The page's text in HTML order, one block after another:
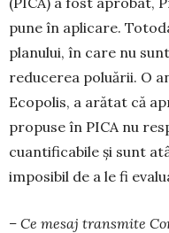
pune în aplicare.
planului, în care nu
reducerea po­luării. O
Ecopolis, a arătat că
pro­puse în PICA nu
cuantificabile și sunt
imposibil de a le fi
– Ce mesaj transmite